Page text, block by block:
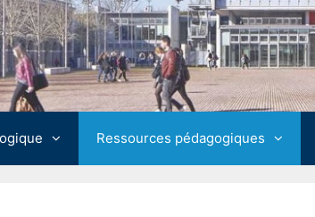
Ressources pédagogiques